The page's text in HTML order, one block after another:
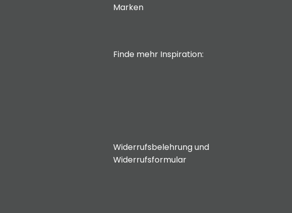
Marken
Finde mehr Inspiration:
Widerrufsbelehrung und
Widerrufsformular